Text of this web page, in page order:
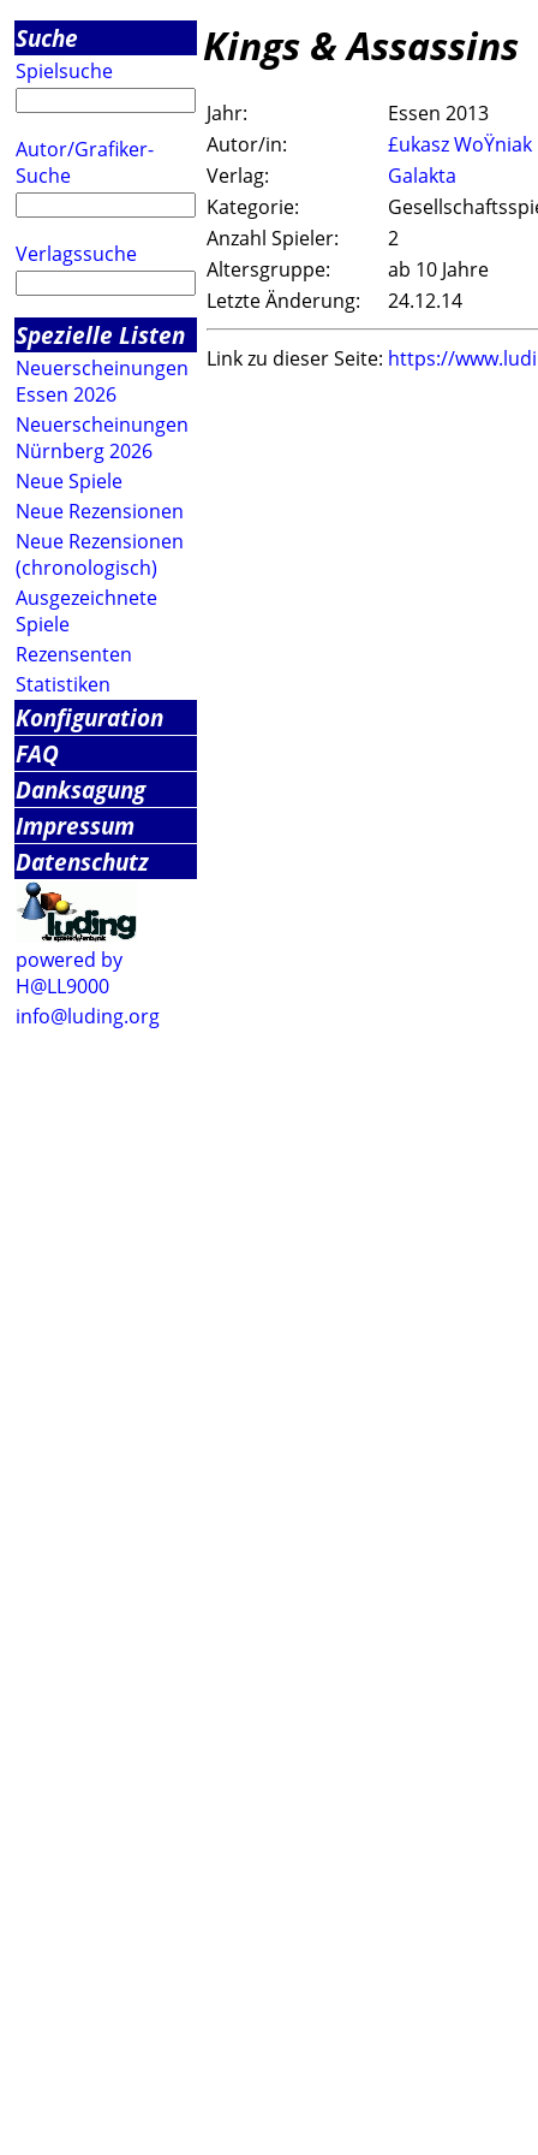
Suche
Spielsuche
Autor/Grafiker-
Suche
Verlagssuche
Spezielle Listen
Neuerscheinungen
Essen 2026
Neuerscheinungen
Nürnberg 2026
Neue Spiele
Neue Rezensionen
Neue Rezensionen
(chronologisch)
Ausgezeichnete
Spiele
Rezensenten
Statistiken
Konfiguration
FAQ
Danksagung
Impressum
Datenschutz
powered by
H@LL9000
info@luding.org
Kings & Assassins
Jahr:
Essen 2013
Autor/in:
£ukasz WoŸniak
Verlag:
Galakta
Kategorie:
Anzahl Spieler:
2
Altersgruppe:
ab 10 Jahre
Letzte Änderung:
24.12.14
Link zu dieser Seite: https://